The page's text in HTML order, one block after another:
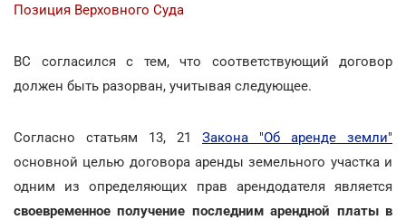
Позиция Верховного Суда
ВС согласился с тем, что соответствующий договор
должен быть разорван, учитывая следующее.
Согласно статьям 13, 21 Закона "Об аренде земли"
основной целью договора аренды земельного участка и
одним из определяющих прав арендодателя является
своевременное получение последним арендной платы в